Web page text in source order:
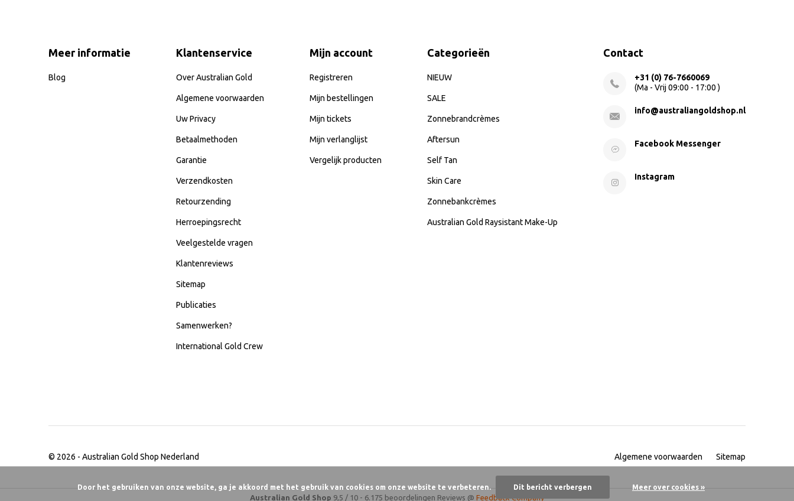
Meer informatie
Blog
Klantenservice
Over Australian Gold
Algemene voorwaarden
Uw Privacy
Betaalmethoden
Garantie
Verzendkosten
Retourzending
Herroepingsrecht
Veelgestelde vragen
Klantenreviews
Sitemap
Publicaties
Samenwerken?
International Gold Crew
Mijn account
Registreren
Mijn bestellingen
Mijn tickets
Mijn verlanglijst
Vergelijk producten
Categorieën
NIEUW
SALE
Zonnebrandcrèmes
Aftersun
Self Tan
Skin Care
Zonnebankcrèmes
Australian Gold Raysistant Make-Up
Contact
+31 (0) 76-7660069
(Ma - Vrij 09:00 - 17:00 )
info@australiangoldshop.nl
Facebook Messenger
Instagram
© 2026 - Australian Gold Shop Nederland Algemene voorwaarden Sitemap
Australian Gold Shop 9,5 / 10 - 6.175 beoordelingen Reviews @ Feedback Company
Door het gebruiken van onze website, ga je akkoord met het gebruik van cookies om onze website te verbeteren. Dit bericht verbergen Meer over cookies »